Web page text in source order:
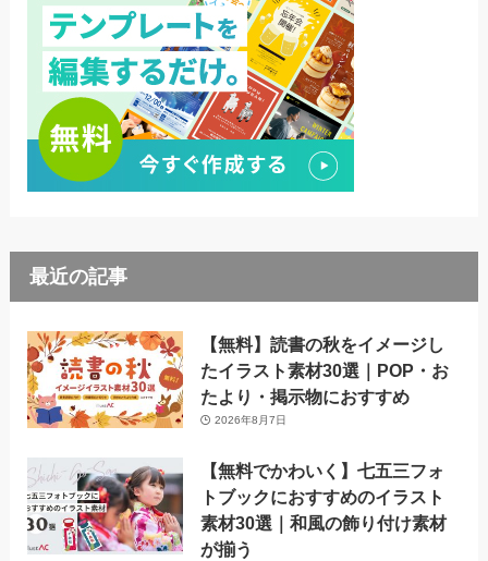
最近の記事
【無料】読書の秋をイメージし
たイラスト素材30選｜POP・お
たより・掲示物におすすめ
2026年8月7日
【無料でかわいく】七五三フォ
トブックにおすすめのイラスト
素材30選｜和風の飾り付け素材
が揃う